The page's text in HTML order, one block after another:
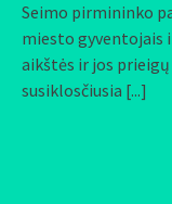
Seimo pirmininko
miesto gyventojais
aikštės ir jos
susiklosčiusia [...]